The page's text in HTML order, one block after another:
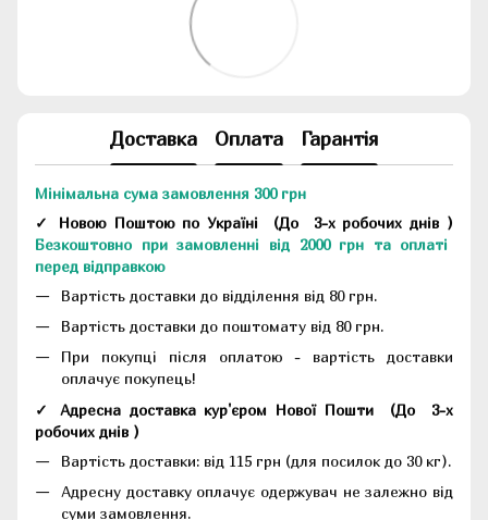
Доставка Оплата Гарантія
Мінімальна сума замовлення 300 грн
✓ Новою Поштою по Україні (До 3-х робочих днів )
Безкоштовно при замовленні від 2000 грн та оплаті
перед відправкою
Вартість доставки до відділення від 80 грн.
Вартість доставки до поштомату від 80 грн.
При покупці після оплатою - вартість доставки
оплачує покупець!
✓ Адресна доставка кур'єром Нової Пошти (До 3-х
робочих днів )
Вартість доставки: від 115 грн (для посилок до 30 кг).
Адресну доставку оплачує одержувач не залежно від
суми замовлення.